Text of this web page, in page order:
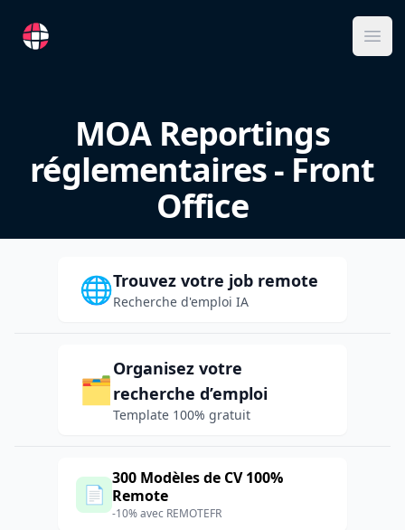
RemoteFR
MOA Reportings
réglementaires - Front
Office
🌐Trouvez votre job remote
Recherche d'emploi IA
🗂️
Organisez votre
recherche d’emploi
Template 100% gratuit
📄
300 Modèles de CV 100%
Remote
-10% avec REMOTEFR